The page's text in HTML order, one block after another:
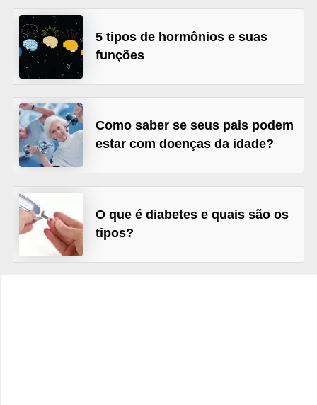
5 tipos de hormônios e suas
funções
Como saber se seus pais podem
estar com doenças da idade?
O que é diabetes e quais são os
tipos?
u
d
á
v
l
P
l
a
n
o
s